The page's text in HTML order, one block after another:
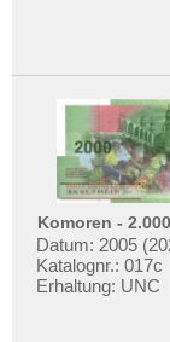
Komoren -
Datum: 2005
Katalognr.: 017c
Erhaltung: UNC